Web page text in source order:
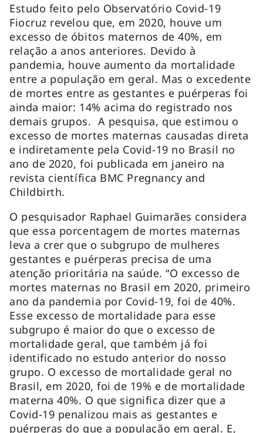
Estudo feito pelo Observatório Covid-19
Fiocruz revelou que, em 2020, houve um
excesso de óbitos maternos de 40%, em
relação a anos anteriores. Devido à
pandemia, houve aumento da mortalidade
entre a população em geral. Mas o excedente
de mortes entre as gestantes e puérperas foi
ainda maior: 14% acima do registrado nos
demais grupos. A pesquisa, que estimou o
excesso de mortes maternas causadas direta
e indiretamente pela Covid-19 no Brasil no
ano de 2020, foi publicada em janeiro na
revista científica BMC Pregnancy and
Childbirth.
O pesquisador Raphael Guimarães considera
que essa porcentagem de mortes maternas
leva a crer que o subgrupo de mulheres
gestantes e puérperas precisa de uma
atenção prioritária na saúde. “O excesso de
mortes maternas no Brasil em 2020, primeiro
ano da pandemia por Covid-19, foi de 40%.
Esse excesso de mortalidade para esse
subgrupo é maior do que o excesso de
mortalidade geral, que também já foi
identificado no estudo anterior do nosso
grupo. O excesso de mortalidade geral no
Brasil, em 2020, foi de 19% e de mortalidade
materna 40%. O que significa dizer que a
Covid-19 penalizou mais as gestantes e
puérperas do que a população em geral. E,